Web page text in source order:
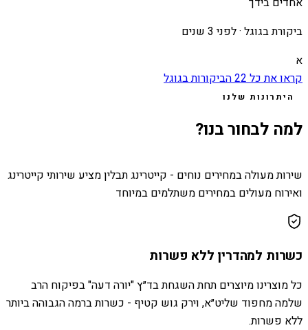
ביקורת בגוגל ·לפני 3 שנים
א
קראו את כל22הביקורות בגוגל
היתרונות שלנו
למה לבחור בנו?
שירות מעולה במחירים נוחים - קייטרינג תבלין מציע שירותי קייטרינג
ואירוח מעולים במחירים משתלמים במיוחד
כשרות למהדרין ללא פשרות
כל מוצרינו מיוצרים תחת השגחת בד״ץ "יורה דעה" בפיקוח הרב
שלמה מחפוד שליט״א, וירק גוש קטיף - כשרות ברמה הגבוהה ביותר
ללא פשרות.